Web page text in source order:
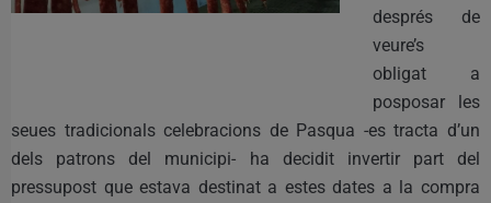
després de
veure’s
obligat a
posposar les
seues tradicionals celebracions de Pasqua -es tracta d’un
dels patrons del municipi- ha decidit invertir part del
pressupost que estava destinat a estes dates a la compra